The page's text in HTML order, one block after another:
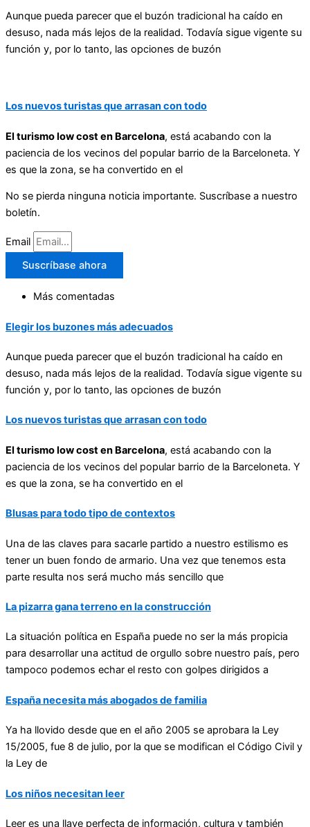
Aunque pueda parecer que el buzón tradicional ha caído en
desuso, nada más lejos de la realidad. Todavía sigue vigente su
función y, por lo tanto, las opciones de buzón
Los nuevos turistas que arrasan con todo
El turismo low cost en Barcelona, está acabando con la
paciencia de los vecinos del popular barrio de la Barceloneta. Y
es que la zona, se ha convertido en el
No se pierda ninguna noticia importante. Suscríbase a nuestro
boletín.
Email
Suscríbase ahora
Más comentadas
Elegir los buzones más adecuados
Aunque pueda parecer que el buzón tradicional ha caído en
desuso, nada más lejos de la realidad. Todavía sigue vigente su
función y, por lo tanto, las opciones de buzón
Los nuevos turistas que arrasan con todo
El turismo low cost en Barcelona, está acabando con la
paciencia de los vecinos del popular barrio de la Barceloneta. Y
es que la zona, se ha convertido en el
Blusas para todo tipo de contextos
Una de las claves para sacarle partido a nuestro estilismo es
tener un buen fondo de armario. Una vez que tenemos esta
parte resulta nos será mucho más sencillo que
La pizarra gana terreno en la construcción
La situación política en España puede no ser la más propicia
para desarrollar una actitud de orgullo sobre nuestro país, pero
tampoco podemos echar el resto con golpes dirigidos a
España necesita más abogados de familia
Ya ha llovido desde que en el año 2005 se aprobara la Ley
15/2005, fue 8 de julio, por la que se modifican el Código Civil y
la Ley de
Los niños necesitan leer
Leer es una llave perfecta de información, cultura y también